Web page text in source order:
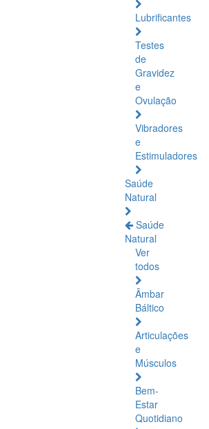
Lubrificantes
Testes
de
Gravidez
e
Ovulação
Vibradores
e
Estimuladores
Saúde
Natural
Saúde
Natural
Ver
todos
Âmbar
Báltico
Articulações
e
Músculos
Bem-
Estar
Quotidiano